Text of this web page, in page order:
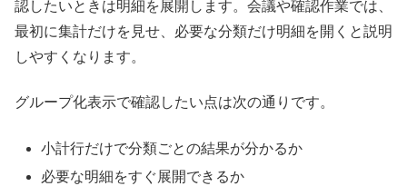
認したいときは明細を展開します。会議や確認作業では、
最初に集計だけを見せ、必要な分類だけ明細を開くと説明
しやすくなります。
グループ化表示で確認したい点は次の通りです。
小計行だけで分類ごとの結果が分かるか
必要な明細をすぐ展開できるか